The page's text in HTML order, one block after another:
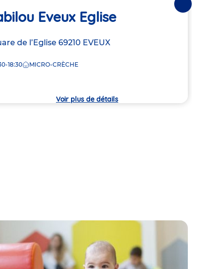
Eveux Eglise
de l’Eglise 69210 EVEUX
18:30 MICRO-CRÈCHE
Voir plus de détails
Suivantes